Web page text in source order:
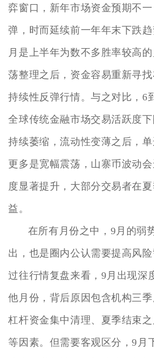
弈窗口，新年市场资金预期不
弹，时而延续前一年年末下跌
月是上半年为数不多胜率较高
荡整理之后，资金容易重新寻
持续性反弹行情。与之对比，6
全球传统金融市场交易活跃度
持续萎缩，流动性变薄之后，单
更多是宽幅震荡，山寨币波动
度显著提升，大部分交易者在
益。
在所有月份之中，9月的弱
出，也是圈内公认需要提高风
过往行情复盘来看，9月出现深
他月份，背后原因包含机构三季
杠杆资金集中清理、夏季结束
等因素。但需要客观区分，9月